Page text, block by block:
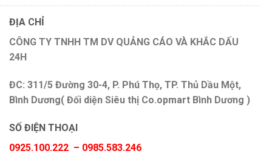
ĐỊA CHỈ
CÔNG TY TNHH TM DV QUẢNG CÁO VÀ KHẮC DẤU
24H
ĐC: 311/5 Đường 30-4, P. Phú Thọ, TP. Thủ Dầu Một,
Bình Dương( Đối diện Siêu thị Co.opmart Bình Dương )
SỐ ĐIỆN THOẠI
0925.100.222 – 0985.583.246